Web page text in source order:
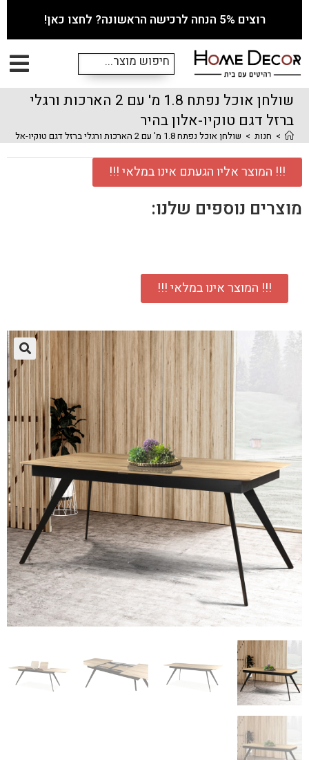
רוצים 5% הנחה לרכישה הראשונה? לחצו כאן!
שולחן אוכל נפתח 1.8 מ' עם 2 הארכות ורגלי
ברזל דגם טוקיו-אלון בהיר
> חנות > שולחן אוכל נפתח 1.8 מ' עם 2 הארכות ורגלי ברזל דגם טוקיו-אלון בהיר
!!! המוצר אליו הגעתם אינו במלאי !!!
מוצרים נוספים שלנו:
!!! המוצר אינו במלאי !!!